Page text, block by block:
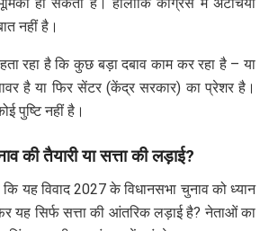
नहीं है।
रहा है कि कुछ बड़ा दबाव काम कर रहा है – या
है या फिर सेंटर (केंद्र सरकार) का प्रेशर है।
पुष्टि नहीं है।
की तैयारी या सत्ता की लड़ाई?
यह विवाद 2027 के विधानसभा चुनाव को ध्यान
यह सिर्फ सत्ता की आंतरिक लड़ाई है? नेताओं का